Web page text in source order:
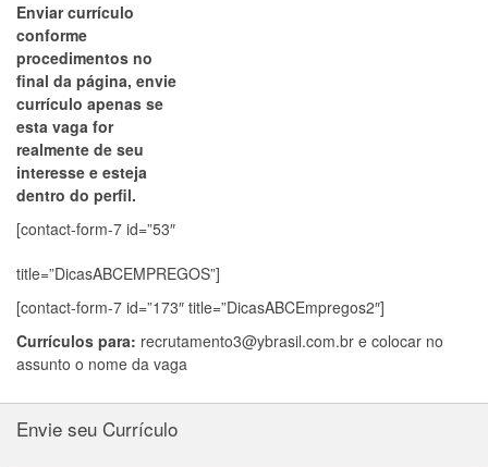
Enviar currículo
conforme
procedimentos no
final da página, envie
currículo apenas se
esta vaga for
realmente de seu
interesse e esteja
dentro do perfil.
[contact-form-7 id=”53″
title=”DicasABCEMPREGOS”]
[contact-form-7 id=”173″ title=”DicasABCEmpregos2″]
Currículos para: recrutamento3@ybrasil.com.br e colocar no
assunto o nome da vaga
Envie seu Currículo